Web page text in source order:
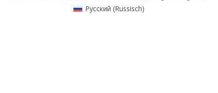
Русский (Russisch)